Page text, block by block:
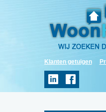
Klanten getuigen